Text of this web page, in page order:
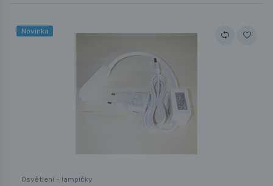
Novinka
Osvětlení - lampičky